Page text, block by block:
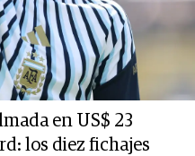
en US$ 23
los diez fichajes